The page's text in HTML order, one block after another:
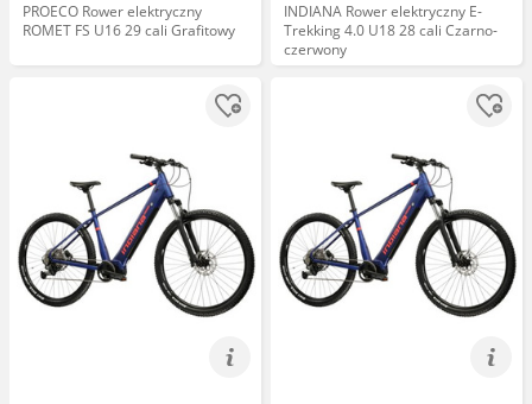
PROECO Rower elektryczny
ROMET FS U16 29 cali Grafitowy
INDIANA Rower elektryczny E-
Trekking 4.0 U18 28 cali Czarno-
czerwony